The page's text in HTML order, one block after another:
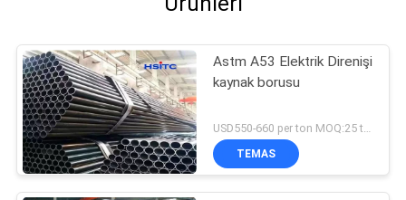
Astm A53 Elektrik Direnişi
kaynak borusu
USD550-660 per ton MOQ:25 ton
TEMAS